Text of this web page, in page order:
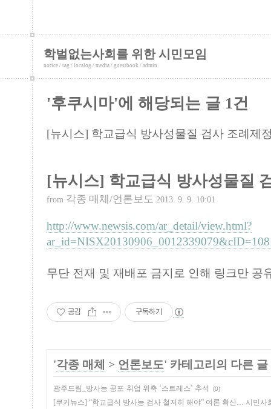
학벌없는사회를 위한 시민모임
notice / tag / localog / media / guestbook / admin
'후쿠시마'에 해당되는 글 1건
[뉴시스] 학교급식 방사성물질 검사 조례제
[뉴시스] 학교급식 방사성물질
from 각종 매체/언론보도 2013. 9. 9. 10:01
http://www.newsis.com/ar_detail/view.html?
무단 전재 및 재배포 금지로 인해 링크만 공
공감 구독하기
'각종 매체 > 언론보도' 카테고리의 다른 글
광주드림_방사능 공포·취업 위축 ‘스트레스’ 추석 (0)
[쿠키뉴스] “학교급식 방사능 검사 철저히 해야” 여론 확산… 시민사